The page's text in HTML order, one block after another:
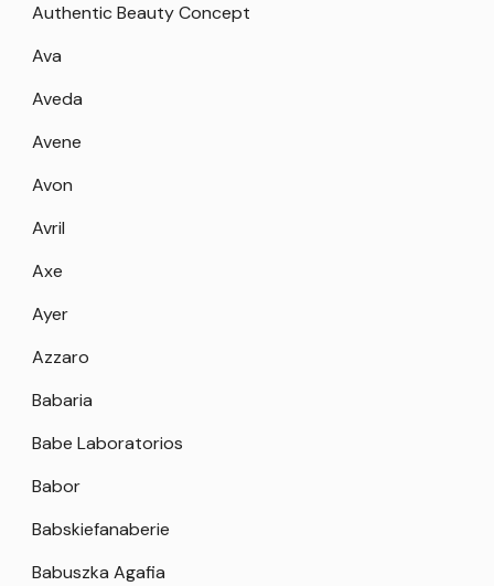
Authentic Beauty Concept
Ava
Aveda
Avene
Avon
Avril
Axe
Ayer
Azzaro
Babaria
Babe Laboratorios
Babor
Babskiefanaberie
Babuszka Agafia